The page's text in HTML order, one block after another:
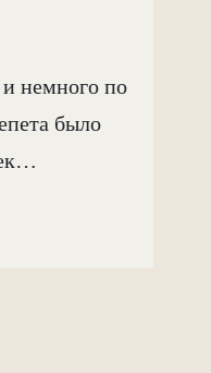
и немного по
было